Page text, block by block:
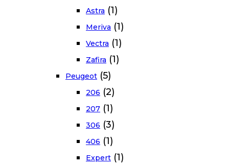
Astra (1)
Meriva (1)
Vectra (1)
Zafira (1)
Peugeot (5)
206 (2)
207 (1)
306 (3)
406 (1)
Expert (1)